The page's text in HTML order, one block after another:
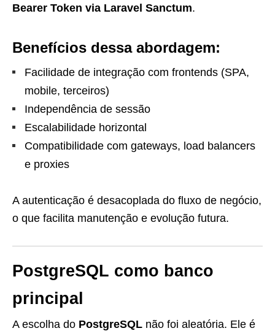
Bearer Token via Laravel Sanctum.
Benefícios dessa abordagem:
Facilidade de integração com frontends (SPA,
mobile, terceiros)
Independência de sessão
Escalabilidade horizontal
Compatibilidade com gateways, load balancers
e proxies
A autenticação é desacoplada do fluxo de negócio,
o que facilita manutenção e evolução futura.
PostgreSQL como banco
principal
A escolha do PostgreSQL não foi aleatória. Ele é